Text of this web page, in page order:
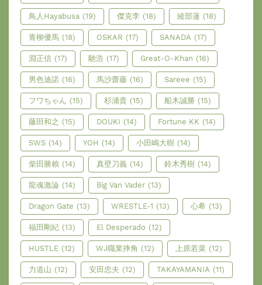
鳥人Hayabusa (19) 傑克李 (18) 綾部蓮 (18)
青柳優馬 (18) OSKAR (17) SANADA (17)
淵正信 (17) 馳浩 (17) Great-O-Khan (16)
男色迪諾 (16) 馬沙齋藤 (16) Sareee (15)
フワちゃん (15) 杉浦貴 (15) 船木誠勝 (15)
藤田和之 (15) DOUKI (14) Fortune KK (14)
SWS (14) YOH (14) 小田嶋大樹 (14)
柴田勝賴 (14) 真壁刀義 (14) 鈴木秀樹 (14)
龍魂激論 (14) Big Van Vader (13)
Dragon Gate (13) WRESTLE-1 (13) 心希 (13)
福田剛紀 (13) El Desperado (12)
HUSTLE (12) WJ職業摔角 (12) 上原若菜 (12)
力道山 (12) 安田忠夫 (12) TAKAYAMANIA (11)